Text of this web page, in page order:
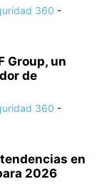
360 -
Group, un
de
360 -
en
2026